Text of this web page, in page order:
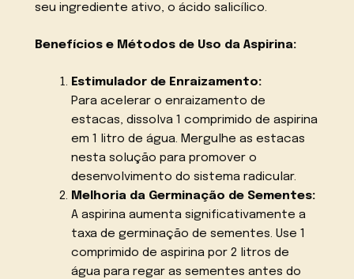
seu ingrediente ativo, o ácido salicílico.
Benefícios e Métodos de Uso da Aspirina:
Estimulador de Enraizamento:
Para acelerar o enraizamento de
estacas, dissolva 1 comprimido de aspirina
em 1 litro de água. Mergulhe as estacas
nesta solução para promover o
desenvolvimento do sistema radicular.
Melhoria da Germinação de Sementes:
A aspirina aumenta significativamente a
taxa de germinação de sementes. Use 1
comprimido de aspirina por 2 litros de
água para regar as sementes antes do